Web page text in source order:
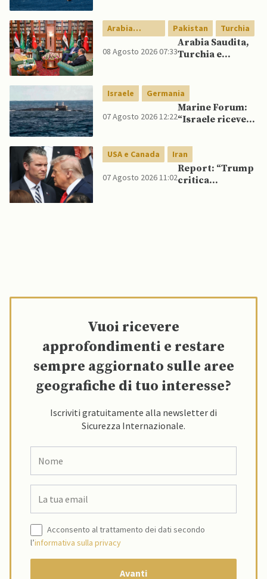
ma non aprirà il
canale”
Arabia
Saudita
Pakistan Turchia
08 Agosto 2026 07:33
Arabia Saudita,
Turchia e
reciproca
Israele Germania
07 Agosto 2026 12:22
Marine Forum:
“Israele riceve
Drakon dopo 14
anni”
USA e Canada Iran
07 Agosto 2026 11:02
Report: “Trump
critica
Vuoi ricevere
approfondimenti e restare
sempre aggiornato sulle aree
geografiche di tuo interesse?
Iscriviti gratuitamente alla newsletter di
Sicurezza Internazionale.
Acconsento al trattamento dei dati secondo
l’informativa sulla privacy